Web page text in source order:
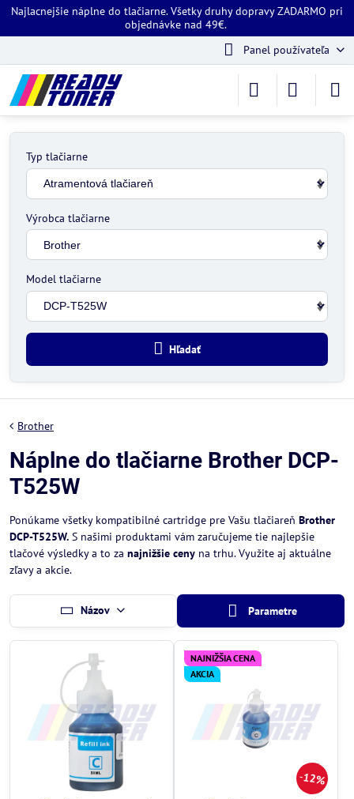
Najlacnejšie náplne do tlačiarne. Všetky druhy dopravy ZADARMO pri
objednávke nad 49€.
Panel používateľa
Typ tlačiarne
Výrobca tlačiarne
Model tlačiarne
Hľadať
Brother
Náplne do tlačiarne Brother DCP-
T525W
Ponúkame všetky kompatibilné cartridge pre Vašu tlačiareň Brother
DCP-T525W. S našimi produktami vám zaručujeme tie najlepšie
tlačové výsledky a to za najnižšie ceny na trhu. Využite aj aktuálne
zľavy a akcie.
Názov Parametre
12%
NAJNIŽŠIA CENA
AKCIA